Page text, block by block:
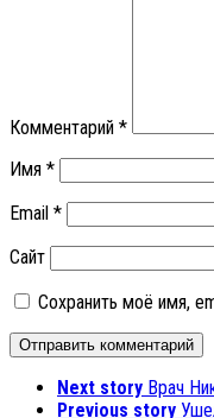
Комментарий *
Имя *
Email *
Сайт
Сохранить моё имя,
Next story Врач
Previous story